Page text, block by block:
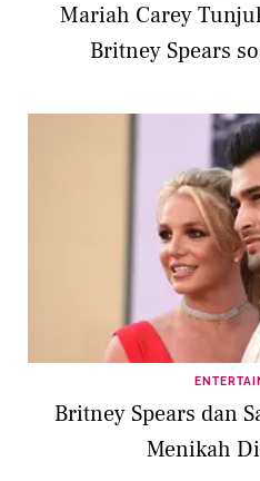
Mariah Carey
Britney Spears
Britney Spears dan
Menikah